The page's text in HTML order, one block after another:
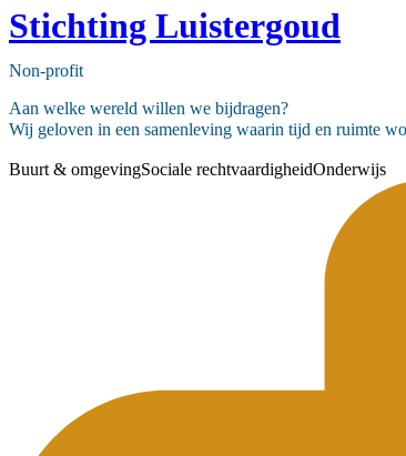
Stichting Luistergoud
Non-profit
Aan welke wereld willen we bijdragen?
Wij geloven in een samenleving waarin tijd en ruimte
Buurt & omgevingSociale rechtvaardigheidOnderwijs